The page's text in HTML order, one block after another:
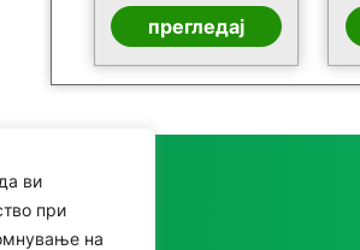
ви
при
на
прегледај
Категории